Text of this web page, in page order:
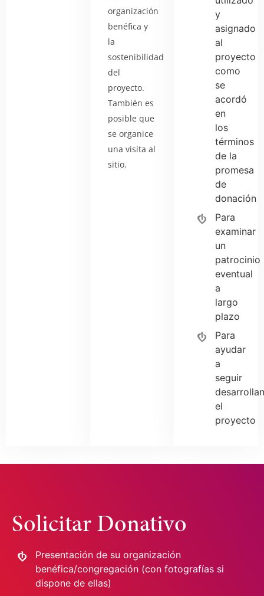
organización
benéfica y
la
sostenibilidad
del
proyecto.
También es
posible que
se organice
una visita al
sitio.
y
asignado
al
proyecto
como
se
acordó
en
los
términos
de la
promesa
de
donación
Para
examinar
un
patrocinio
eventual
a
largo
plazo
Para
ayudar
a
seguir
el
proyecto
Solicitar Donativo
Presentación de su organización
benéfica/congregación (con fotografías si
dispone de ellas)